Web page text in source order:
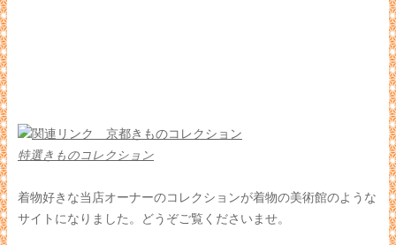
特選きものコレクション
着物好きな当店オーナーのコレクションが着物の美術館のような
サイトになりました。どうぞご覧くださいませ。